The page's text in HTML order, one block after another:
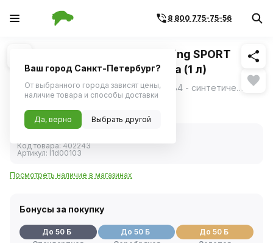
8 800 775-75-56
1/2 Похожие
Масло моторное Carville Racing SPORT
FS300 5W50 A3/B4 синтетика (1 л)
Carville Racing SPORT FS300 5W50 A3/B4 - синтетическое моторное масло. ещё
Код товара:402243
Артикул: l1d00103
Посмотреть наличие в магазинах
Бонусы за покупку
До 50 Б
До 50 Б
До 50 Б
Ваш город Санкт-Петербург?
От выбранного города зависят цены,
наличие товара и способы доставки
Да, верно Выбрать другой